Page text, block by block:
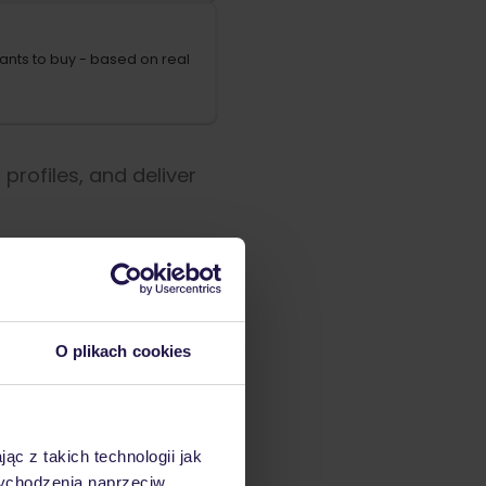
O plikach cookies
z takich technologii jak
naprzeciw
to buy - based on real
and deliver